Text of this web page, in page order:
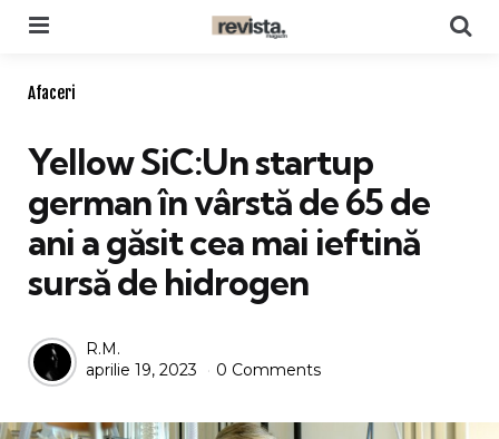
Categories
Afaceri
Yellow SiC:Un startup
german în vârstă de 65 de
ani a găsit cea mai ieftină
sursă de hidrogen
Posted
by
R.M.
aprilie 19, 2023
0 Comments